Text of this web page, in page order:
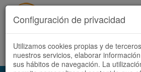
Acceder Registrate ahora
Configuración de privacidad
Utilizamos cookies propias y de
nuestros servicios, elaborar
sus hábitos de navegación. La